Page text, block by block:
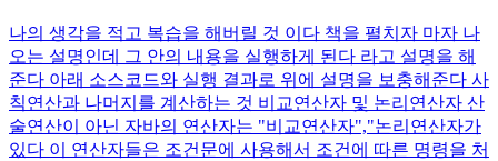
나의 생각을 적고 복습을 해버릴 것 이다 책을 펼치자 마자 나
오는 설명인데 그 안의 내용을 실행하게 된다 라고 설명을 해
준다 아래 소스코드와 실행 결과로 위에 설명을 보충해준다 사
칙연산과 나머지를 계산하는 것 비교연산자 및 논리연산자 산
술연산이 아닌 자바의 연산자는 "비교연산자","논리연산자가
있다 이 연산자들은 조건문에 사용해서 조건에 따른 명령을 처